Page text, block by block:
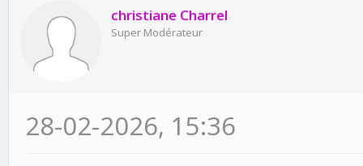
christiane Charrel
Super Modérateur
28-02-2026, 15:36